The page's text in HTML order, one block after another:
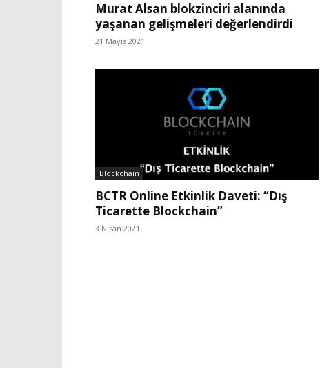
Murat Alsan blokzinciri alanında
yaşanan gelişmeleri değerlendirdi
21 Mayıs 2021
Blockchain
BCTR Online Etkinlik Daveti: “Dış
Ticarette Blockchain”
3 Nisan 2021